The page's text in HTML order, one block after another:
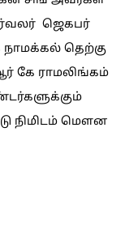
ஜெகபர்
நாமக்கல் தெற்கு
கே ராமலிங்கம்
நிமிடம் மௌன